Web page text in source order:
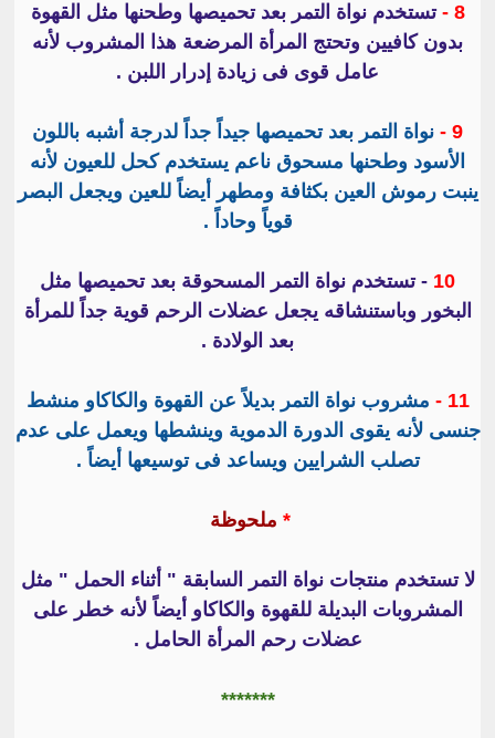
8 -
تستخدم نواة التمر بعد تحميصها وطحنها مثل القهوة
بدون كافيين وتحتج المرأة المرضعة هذا المشروب لأنه
عامل قوى فى زيادة إدرار اللبن .
9 -
نواة التمر بعد تحميصها جيداً جداً لدرجة أشبه باللون
الأسود وطحنها مسحوق ناعم يستخدم كحل للعيون لأنه
ينبت رموش العين بكثافة ومطهر أيضاً للعين ويجعل البصر
قوياً وحاداً .
10 - تستخدم نواة التمر المسحوقة بعد تحميصها مثل
البخور وباستنشاقه يجعل عضلات الرحم قوية جداً للمرأة
بعد الولادة .
11 -
مشروب نواة التمر بديلاً عن القهوة والكاكاو منشط
جنسى لأنه يقوى الدورة الدموية وينشطها ويعمل على عدم
تصلب الشرايين ويساعد فى توسيعها أيضاً .
* ملحوظة
لا تستخدم منتجات نواة التمر السابقة " أثناء الحمل " مثل
المشروبات البديلة للقهوة والكاكاو أيضاً لأنه خطر على
عضلات رحم المرأة الحامل .
*******